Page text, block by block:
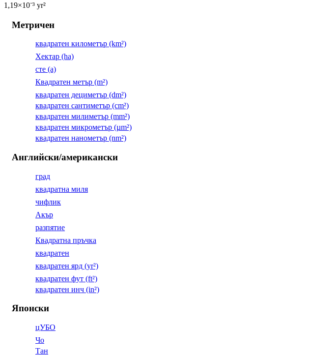
1,19×10⁻³ yr²
Метричен
квадратен километър (km²)
Хектар (ha)
сте (a)
Квадратен метър (m²)
квадратен дециметър (dm²)
квадратен сантиметър (cm²)
квадратен милиметър (mm²)
квадратен микрометър (µm²)
квадратен нанометър (nm²)
Английски/американски
град
квадратна миля
чифлик
Акър
разпятие
Квадратна пръчка
квадратен
квадратен ярд (yr²)
квадратен фут (ft²)
квадратен инч (in²)
Японски
цУБО
Чо
Тан